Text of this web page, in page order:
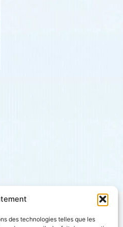
des technologies telles que les